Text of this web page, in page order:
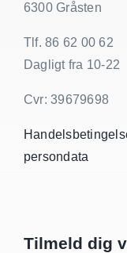
6300 Gråsten
Tlf. 86 62 00 62
Dagligt fra 10-22
Cvr: 39679698
persondata
Tilmeld dig